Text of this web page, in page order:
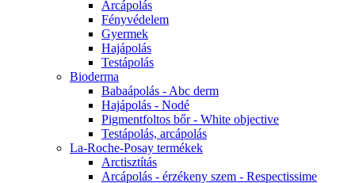
Arcápolás
Fényvédelem
Gyermek
Hajápolás
Testápolás
Bioderma
Babaápolás - Abc derm
Hajápolás - Nodé
Pigmentfoltos bőr - White objective
Testápolás, arcápolás
La-Roche-Posay termékek
Arctisztítás
Arcápolás - érzékeny szem - Respectissime